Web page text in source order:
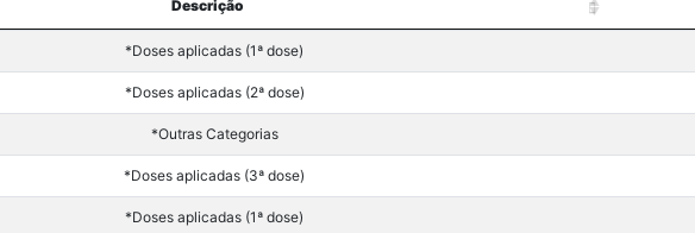
Descrição
*Doses aplicadas (1ª dose)
*Doses aplicadas (2ª dose)
*Outras Categorias
*Doses aplicadas (3ª dose)
*Doses aplicadas (1ª dose)